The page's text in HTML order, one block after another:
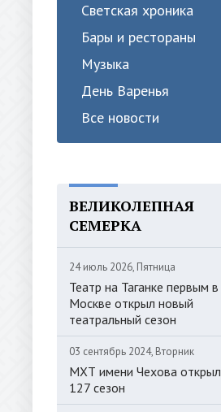
Светская хроника
Бары и рестораны
Музыка
День Варенья
Все новости
ВЕЛИКОЛЕПНАЯ
СЕМЕРКА
24 июль 2026, Пятница
Театр на Таганке первым в
Москве открыл новый
театральный сезон
03 сентябрь 2024, Вторник
МХТ имени Чехова открыл
127 сезон